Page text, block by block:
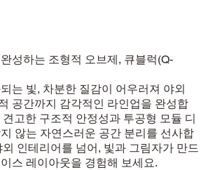
성하는 조형적 오브제, 큐블럭(Q-
는 빛, 차분한 질감이 어우러져 야외
공간까지 감각적인 라인업을 완성합
고한 구조적 안정성과 투공형 모듈 디
않는 자연스러운 공간 분리를 선사합
인테리어를 넘어, 빛과 그림자가 만드
스 레이아웃을 경험해 보세요.